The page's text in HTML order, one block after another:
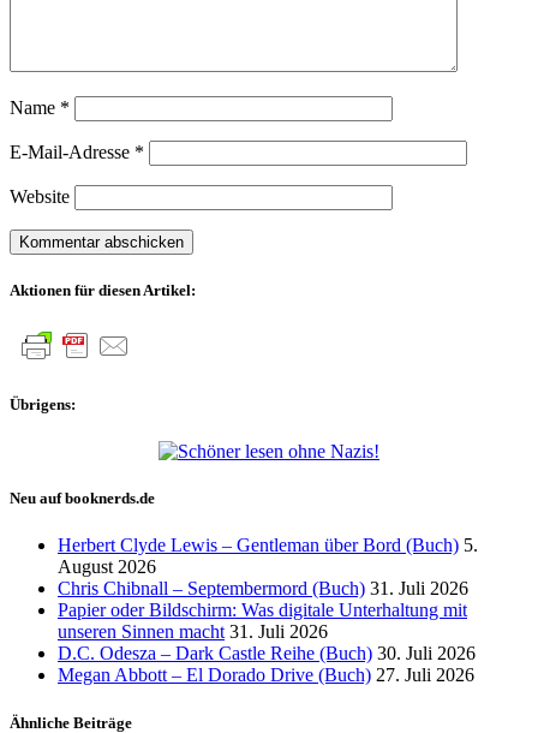
Name *
E-Mail-Adresse *
Website
Aktionen für diesen Artikel:
Übrigens:
Neu auf booknerds.de
Herbert Clyde Lewis – Gentleman über Bord (Buch) 5.
August 2026
Chris Chibnall – Septembermord (Buch) 31. Juli 2026
Papier oder Bildschirm: Was digitale Unterhaltung mit
unseren Sinnen macht 31. Juli 2026
D.C. Odesza – Dark Castle Reihe (Buch) 30. Juli 2026
Megan Abbott – El Dorado Drive (Buch) 27. Juli 2026
Ähnliche Beiträge